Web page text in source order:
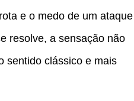
e o medo de um ataque
resolve, a sensação não
sentido clássico e mais